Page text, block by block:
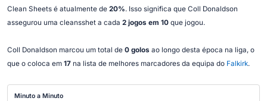
Clean Sheets é atualmente de 20%. Isso significa que Coll Donaldson
assegurou uma cleansshet a cada 2 jogos em 10que jogou.
Coll Donaldson marcou um total de 0 golos ao longo desta época na liga, o
que o coloca em 17na lista de melhores marcadores da equipa do Falkirk.
Minuto a Minuto